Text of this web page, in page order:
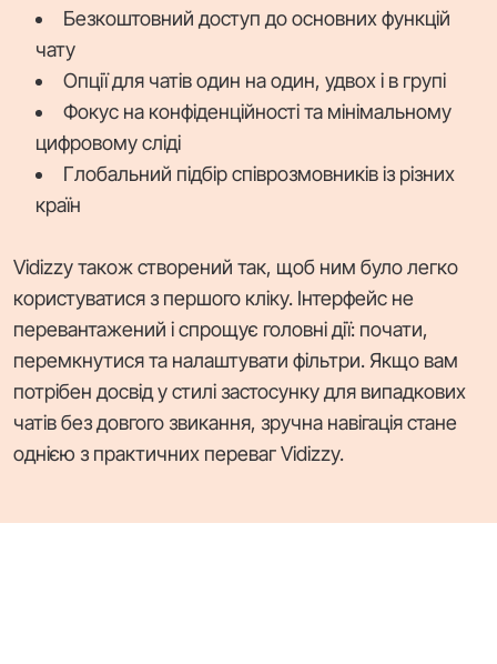
Безкоштовний доступ до основних функцій
чату
Опції для чатів один на один, удвох і в групі
Фокус на конфіденційності та мінімальному
цифровому сліді
Глобальний підбір співрозмовників із різних
країн
Vidizzy також створений так, щоб ним було легко
користуватися з першого кліку. Інтерфейс не
перевантажений і спрощує головні дії: почати,
перемкнутися та налаштувати фільтри. Якщо вам
потрібен досвід у стилі застосунку для випадкових
чатів без довгого звикання, зручна навігація стане
однією з практичних переваг Vidizzy.